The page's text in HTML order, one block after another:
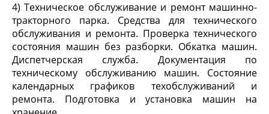
4) Техническое обслуживание и ремонт машинно-
тракторного парка. Средства для технического
обслуживания и ремонта. Проверка технического
состояния машин без разборки. Обкатка машин.
Диспетчерская служба. Документация по
техническому обслуживанию машин. Состояние
календарных графиков техобслуживаний и
ремонта. Подготовка и установка машин на